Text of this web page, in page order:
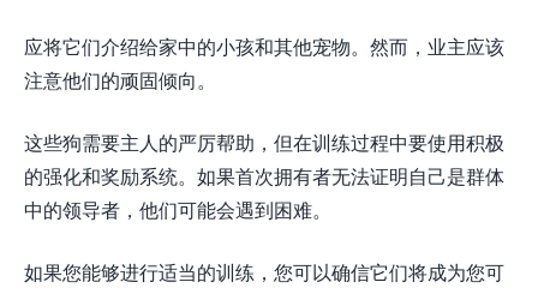
应将它们介绍给家中的小孩和其他宠物。然而，业主应该
注意他们的顽固倾向。
这些狗需要主人的严厉帮助，但在训练过程中要使用积极
的强化和奖励系统。如果首次拥有者无法证明自己是群体
中的领导者，他们可能会遇到困难。
如果您能够进行适当的训练，您可以确信它们将成为您可